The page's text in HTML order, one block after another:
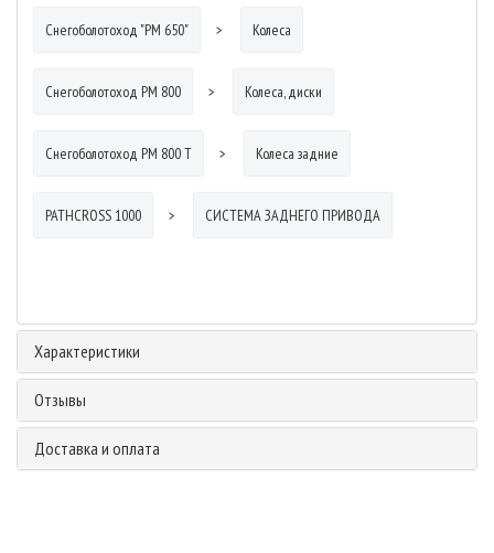
Снегоболотоход "РМ 650" Колеса
Снегоболотоход РМ 800 Колеса, диски
Снегоболотоход РМ 800 Т Колеса задние
PATHCROSS 1000 СИСТЕМА ЗАДНЕГО ПРИВОДА
Характеристики
Отзывы
Доставка и оплата